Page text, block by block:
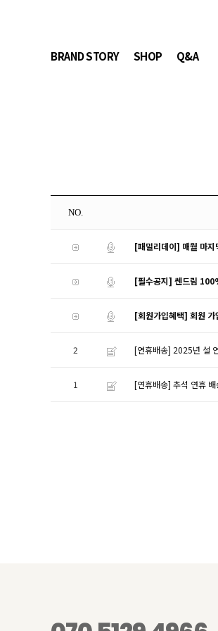
BRAND STORY SHOP Q&A
NO.
[패밀리데이] 매월 마지
[필수공지] 쎈드림
[회원가입혜택] 회원
2 [연휴배송] 2025년 설
1 [연휴배송] 추석 연휴